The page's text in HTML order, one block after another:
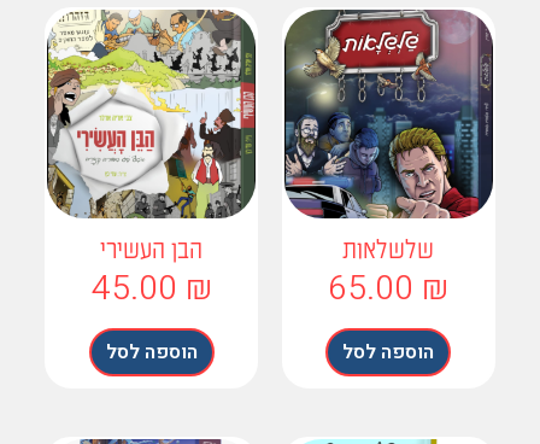
שלשלאות
65.00
הוספה לסל
הבן העשירי
45.00
הוספה לסל